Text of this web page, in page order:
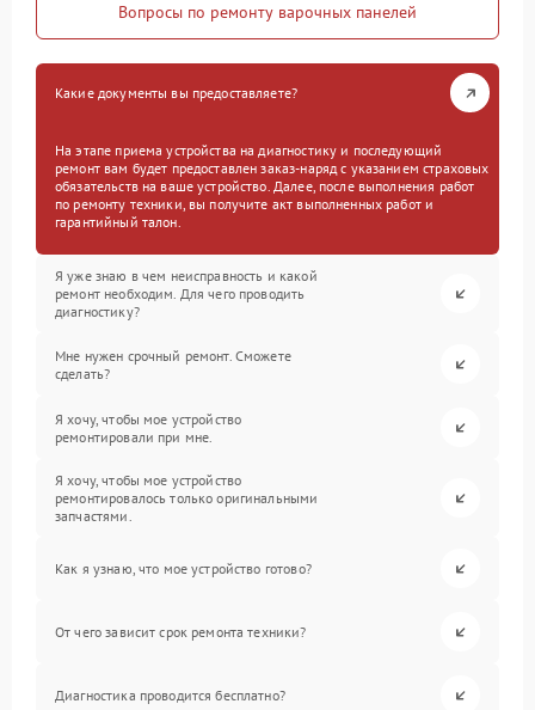
Вопросы по ремонту варочных панелей
Какие документы вы предоставляете?
На этапе приема устройства на диагностику и последующий
ремонт вам будет предоставлен заказ-наряд с указанием страховых
обязательств на ваше устройство. Далее, после выполнения работ
по ремонту техники, вы получите акт выполненных работ и
гарантийный талон.
Я уже знаю в чем неисправность и какой
ремонт необходим. Для чего проводить
диагностику?
Мне нужен срочный ремонт. Сможете
сделать?
Я хочу, чтобы мое устройство
ремонтировали при мне.
Я хочу, чтобы мое устройство
ремонтировалось только оригинальными
запчастями.
Как я узнаю, что мое устройство готово?
От чего зависит срок ремонта техники?
Диагностика проводится бесплатно?